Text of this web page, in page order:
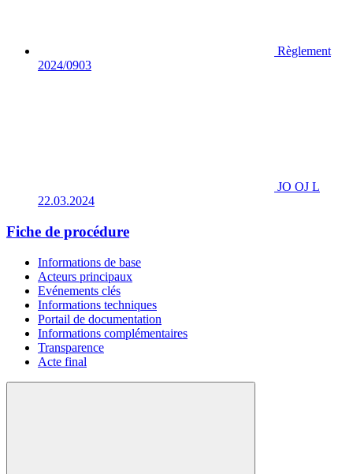
Règlement
2024/0903
JO OJ L
22.03.2024
Fiche de procédure
Informations de base
Acteurs principaux
Evénements clés
Informations techniques
Portail de documentation
Informations complémentaires
Transparence
Acte final